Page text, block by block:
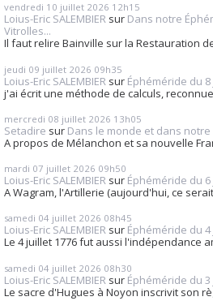
vendredi 10 juillet 2026 12h15
Loius-Eric SALEMBIER sur Dans notre
Vitrolles...
Il faut relire Bainville sur la Restauration
jeudi 09 juillet 2026 09h35
Loius-Eric SALEMBIER sur Éphéméride du
j'ai écrit une méthode de calculs,
mercredi 08 juillet 2026 13h05
Setadire sur Dans le monde et dans
A propos de Mélanchon et sa nouvelle
mardi 07 juillet 2026 09h50
Loius-Eric SALEMBIER sur Éphéméride du
A Wagram, l'Artillerie (aujourd'hui, ce
samedi 04 juillet 2026 08h45
Loius-Eric SALEMBIER sur Éphéméride du
Le 4 juillet 1776 fut aussi l'indépendance
samedi 04 juillet 2026 08h30
Loius-Eric SALEMBIER sur Éphéméride du
Le sacre d'Hugues à Noyon inscrivit son